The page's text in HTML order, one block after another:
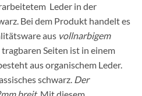
Leder in der
Bei dem Produkt handelt es
aus vollnarbigem
Seiten ist in einem
aus organischem Leder.
schwarz. Der